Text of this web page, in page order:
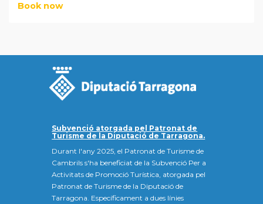
Book now
Subvenció atorgada pel Patronat de
Turisme de la Diputació de Tarragona.
Durant l'any 2025, el Patronat de Turisme de
Cambrils s'ha beneficiat de la Subvenció Per a
Activitats de Promoció Turística, atorgada pel
Patronat de Turisme de la Diputació de
Tarragona. Específicament a dues línies